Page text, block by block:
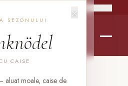
×
SEZONULUI
CAISE
aluat moale, caise de